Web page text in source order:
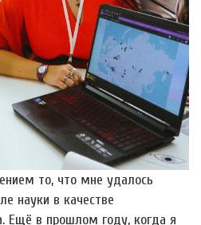
то, что мне удалось
науки в качестве
Ещё в прошлом году, когда я